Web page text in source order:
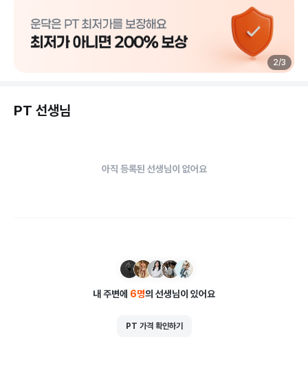
2/3
PT 선생님
아직 등록된 선생님이 없어요
내 주변에 6명의 선생님이 있어요
PT 가격 확인하기